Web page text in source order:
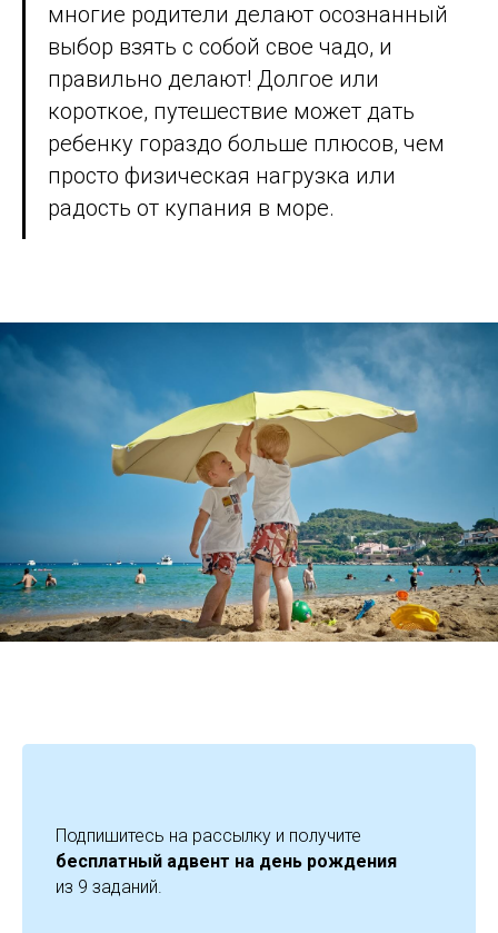
многие родители делают осознанный
выбор взять с собой свое чадо, и
правильно делают! Долгое или
короткое, путешествие может дать
ребенку гораздо больше плюсов, чем
просто физическая нагрузка или
радость от купания в море.
Подпишитесь на рассылку и получите
бесплатный адвент на день рождения
из 9 заданий.